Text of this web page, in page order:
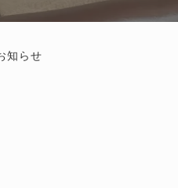
知らせ